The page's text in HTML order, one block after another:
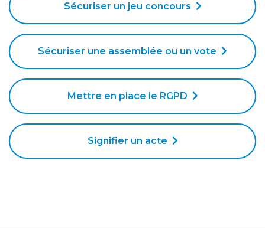
Sécuriser un jeu concours
Sécuriser une assemblée ou un vote
Mettre en place le RGPD
Signifier un acte